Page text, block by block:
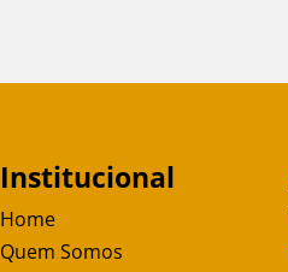
Institucional
Home
Quem Somos